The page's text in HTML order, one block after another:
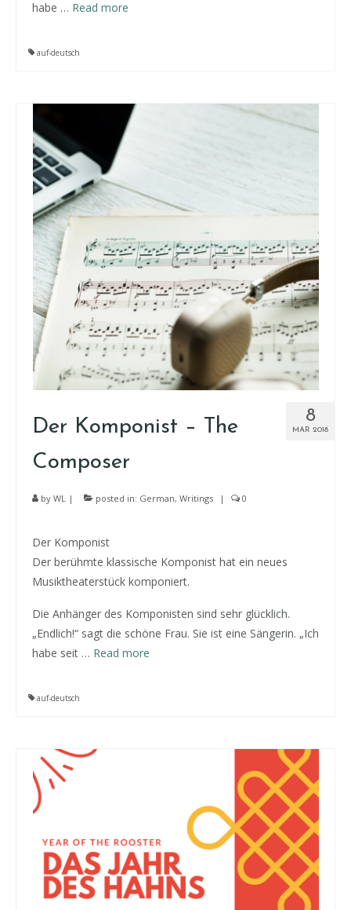
habe … Read more
auf-deutsch
8
MAR 2018
Der Komponist – The
Composer
by WL | posted in: German, Writings | 0
Der Komponist
Der berühmte klassische Komponist hat ein neues
Musiktheaterstück komponiert.
Die Anhänger des Komponisten sind sehr glücklich.
„Endlich!“ sagt die schöne Frau. Sie ist eine Sängerin. „Ich
habe seit … Read more
auf-deutsch